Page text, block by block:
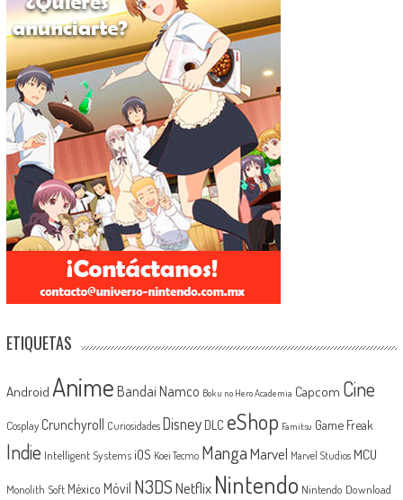
ETIQUETAS
Android Anime Bandai Namco Boku no Hero Academia Capcom Cine
Cosplay Crunchyroll Curiosidades Disney DLC eShop Famitsu Game Freak
Indie Intelligent Systems iOS Koei Tecmo MangaMarvel Marvel Studios MCU
Monolith Soft México Móvil N3DSNetflix Nintendo Nintendo Download